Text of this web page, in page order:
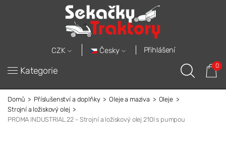
CZK Česky Přihlášení
Kategorie 0
Domů Příslušenství a doplňky Oleje a maziva
Oleje
Strojní a ložiskový olej
PROMA INDUSTRIAL 22 - Strojní a ložiskový olej 210l s pumpou